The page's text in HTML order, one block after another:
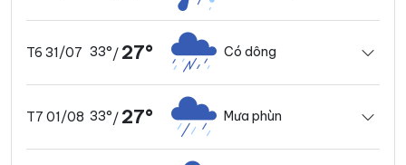
T6 31/07 33°/ 27° Có dông
T7 01/08 33°/ 27° Mưa phùn